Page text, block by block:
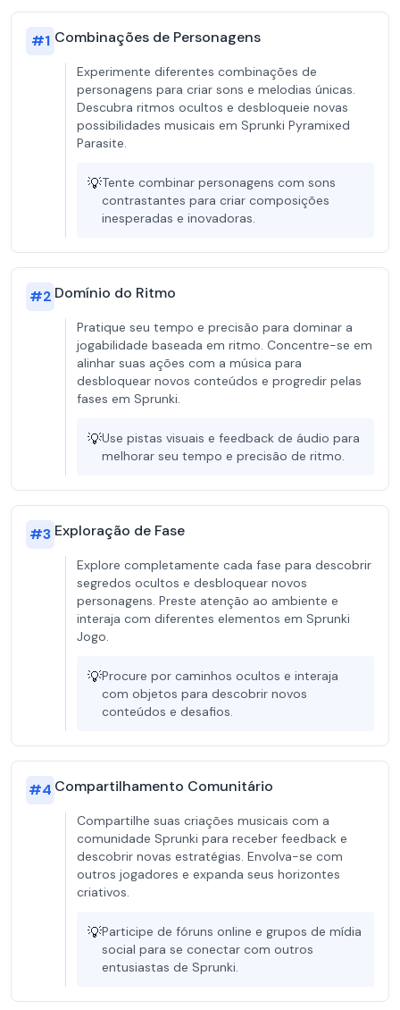
#1 Combinações de Personagens
Experimente diferentes combinações de
personagens para criar sons e melodias únicas.
Descubra ritmos ocultos e desbloqueie novas
possibilidades musicais em Sprunki Pyramixed
Parasite.
💡Tente combinar personagens com sons
contrastantes para criar composições
inesperadas e inovadoras.
#2 Domínio do Ritmo
Pratique seu tempo e precisão para dominar a
jogabilidade baseada em ritmo. Concentre-se em
alinhar suas ações com a música para
desbloquear novos conteúdos e progredir pelas
fases em Sprunki.
💡Use pistas visuais e feedback de áudio para
melhorar seu tempo e precisão de ritmo.
#3 Exploração de Fase
Explore completamente cada fase para descobrir
segredos ocultos e desbloquear novos
personagens. Preste atenção ao ambiente e
interaja com diferentes elementos em Sprunki
Jogo.
💡Procure por caminhos ocultos e interaja
com objetos para descobrir novos
conteúdos e desafios.
#4 Compartilhamento Comunitário
Compartilhe suas criações musicais com a
comunidade Sprunki para receber feedback e
descobrir novas estratégias. Envolva-se com
outros jogadores e expanda seus horizontes
criativos.
💡Participe de fóruns online e grupos de mídia
social para se conectar com outros
entusiastas de Sprunki.